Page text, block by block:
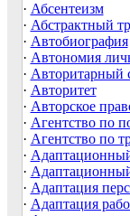
· Абсентеизм
· Абстрактный
· Автобиография
· Автономия
· Авторитарный
· Авторитет
· Авторское
· Агентство по
· Агентство по
·
·
· Адаптация
· Адаптация